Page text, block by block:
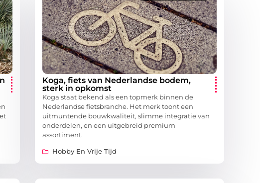
Koga, fiets van Nederlandse bodem,
sterk in opkomst
Koga staat bekend als een topmerk binnen de
Nederlandse fietsbranche. Het merk toont een
uitmuntende bouwkwaliteit, slimme integratie van
onderdelen, en een uitgebreid premium
assortiment.
Hobby En Vrije Tijd